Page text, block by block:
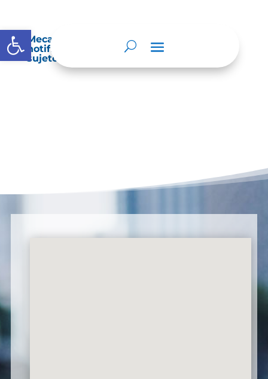
Abrir barra de herramientas
Mecanismos internos de supervisión,
notificación y vigilancia pertinente del
sujeto obligado